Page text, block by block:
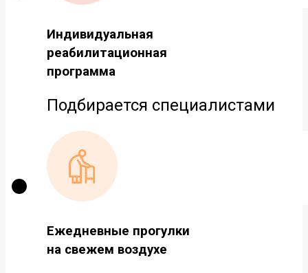
Индивидуальная
реабилитационная
программа
Подбирается специалистами
Ежедневные прогулки
на свежем воздухе